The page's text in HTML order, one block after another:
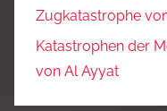
Zugkatastrophe
Katastrophen der
von Al Ayyat